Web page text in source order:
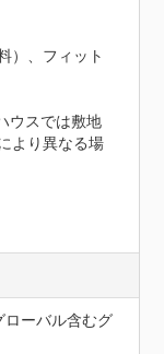
）、フィット
ウスでは敷地
より異なる場
ローバル含むグ